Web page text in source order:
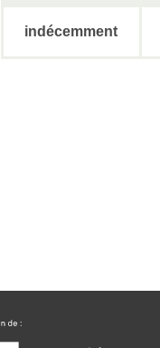
indécemment